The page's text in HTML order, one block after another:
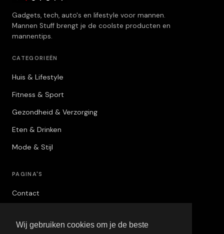
Wij gebruiken cookies om je de beste
Gadgets, tech, auto's en lifestyle voor mannen.
Mannen Stuff brengt je de coolste producten en
mannentips.
CATEGORIEËN
Huis & Lifestyle
Fitness & Sport
Gezondheid & Verzorging
Eten & Drinken
Mode & Stijl
PAGINA'S
Contact
Algemene Voorwaarden